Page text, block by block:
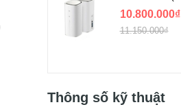
10.800.000₫
11.150.000₫
Thông số kỹ thuật